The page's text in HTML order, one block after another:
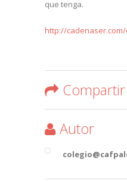
que tenga.
http://cadenaser.com/
Autor